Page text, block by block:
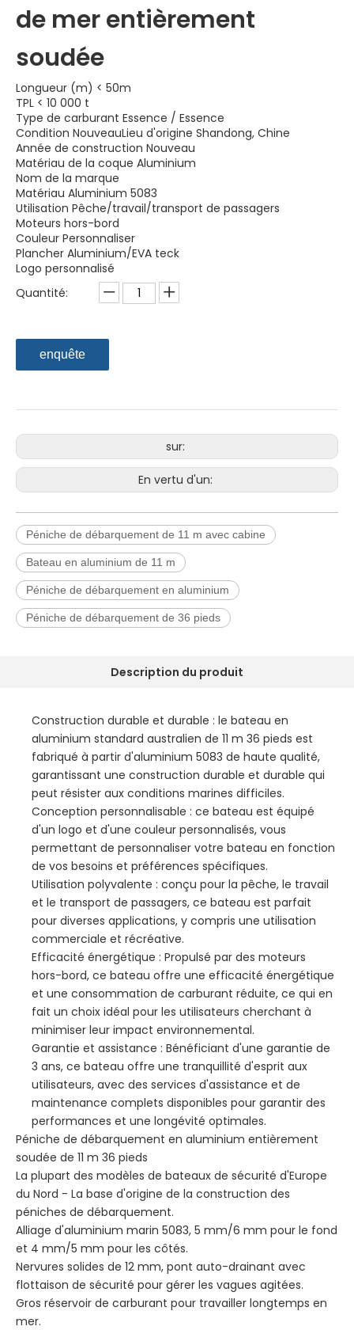
de mer entièrement
soudée
Longueur (m) < 50m
TPL < 10 000 t
Type de carburant Essence / Essence
Condition NouveauLieu d'origine Shandong, Chine
Année de construction Nouveau
Matériau de la coque Aluminium
Nom de la marque
Matériau Aluminium 5083
Utilisation Pêche/travail/transport de passagers
Moteurs hors-bord
Couleur Personnaliser
Plancher Aluminium/EVA teck
Logo personnalisé
Quantité:
enquête
sur:
En vertu d'un:
Péniche de débarquement de 11 m avec cabine
Bateau en aluminium de 11 m
Péniche de débarquement en aluminium
Péniche de débarquement de 36 pieds
Description du produit
Construction durable et durable : le bateau en
aluminium standard australien de 11 m 36 pieds est
fabriqué à partir d'aluminium 5083 de haute qualité,
garantissant une construction durable et durable qui
peut résister aux conditions marines difficiles.
Conception personnalisable : ce bateau est équipé
d'un logo et d'une couleur personnalisés, vous
permettant de personnaliser votre bateau en fonction
de vos besoins et préférences spécifiques.
Utilisation polyvalente : conçu pour la pêche, le travail
et le transport de passagers, ce bateau est parfait
pour diverses applications, y compris une utilisation
commerciale et récréative.
Efficacité énergétique : Propulsé par des moteurs
hors-bord, ce bateau offre une efficacité énergétique
et une consommation de carburant réduite, ce qui en
fait un choix idéal pour les utilisateurs cherchant à
minimiser leur impact environnemental.
Garantie et assistance : Bénéficiant d'une garantie de
3 ans, ce bateau offre une tranquillité d'esprit aux
utilisateurs, avec des services d'assistance et de
maintenance complets disponibles pour garantir des
performances et une longévité optimales.
Péniche de débarquement en aluminium entièrement
soudée de 11 m 36 pieds
La plupart des modèles de bateaux de sécurité d'Europe
du Nord - La base d'origine de la construction des
péniches de débarquement.
Alliage d'aluminium marin 5083, 5 mm/6 mm pour le fond
et 4 mm/5 mm pour les côtés.
Nervures solides de 12 mm, pont auto-drainant avec
flottaison de sécurité pour gérer les vagues agitées.
Gros réservoir de carburant pour travailler longtemps en
mer.